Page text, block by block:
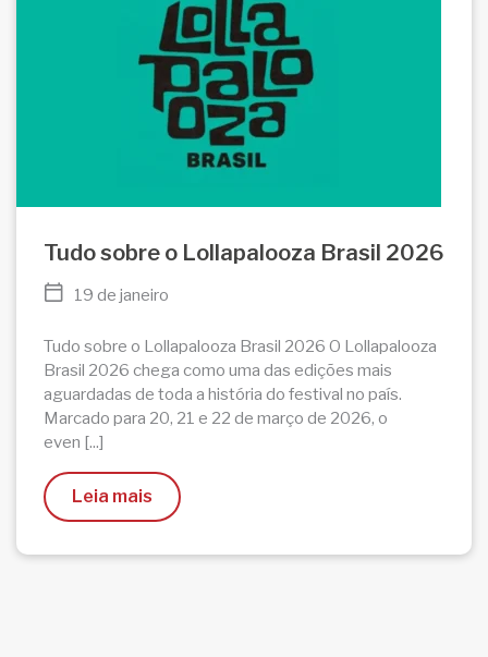
Tudo sobre o Lollapalooza Brasil 2026
19 de janeiro
Tudo sobre o Lollapalooza Brasil 2026 O Lollapalooza
Brasil 2026 chega como uma das edições mais
aguardadas de toda a história do festival no país.
Marcado para 20, 21 e 22 de março de 2026, o
even [...]
Leia mais